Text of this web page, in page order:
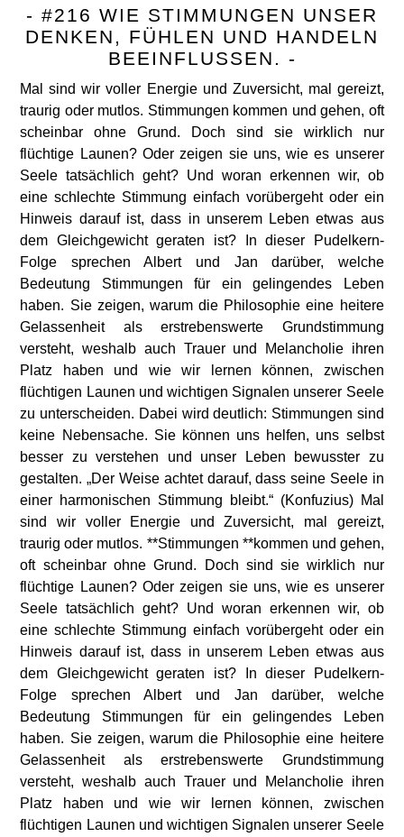
- #216 WIE STIMMUNGEN UNSER
DENKEN, FÜHLEN UND HANDELN
BEEINFLUSSEN. -
Mal sind wir voller Energie und Zuversicht, mal gereizt,
traurig oder mutlos. Stimmungen kommen und gehen, oft
scheinbar ohne Grund. Doch sind sie wirklich nur
flüchtige Launen? Oder zeigen sie uns, wie es unserer
Seele tatsächlich geht? Und woran erkennen wir, ob
eine schlechte Stimmung einfach vorübergeht oder ein
Hinweis darauf ist, dass in unserem Leben etwas aus
dem Gleichgewicht geraten ist? In dieser Pudelkern-
Folge sprechen Albert und Jan darüber, welche
Bedeutung Stimmungen für ein gelingendes Leben
haben. Sie zeigen, warum die Philosophie eine heitere
Gelassenheit als erstrebenswerte Grundstimmung
versteht, weshalb auch Trauer und Melancholie ihren
Platz haben und wie wir lernen können, zwischen
flüchtigen Launen und wichtigen Signalen unserer Seele
zu unterscheiden. Dabei wird deutlich: Stimmungen sind
keine Nebensache. Sie können uns helfen, uns selbst
besser zu verstehen und unser Leben bewusster zu
gestalten. „Der Weise achtet darauf, dass seine Seele in
einer harmonischen Stimmung bleibt.“ (Konfuzius) Mal
sind wir voller Energie und Zuversicht, mal gereizt,
traurig oder mutlos. **Stimmungen **kommen und gehen,
oft scheinbar ohne Grund. Doch sind sie wirklich nur
flüchtige Launen? Oder zeigen sie uns, wie es unserer
Seele tatsächlich geht? Und woran erkennen wir, ob
eine schlechte Stimmung einfach vorübergeht oder ein
Hinweis darauf ist, dass in unserem Leben etwas aus
dem Gleichgewicht geraten ist? In dieser Pudelkern-
Folge sprechen Albert und Jan darüber, welche
Bedeutung Stimmungen für ein gelingendes Leben
haben. Sie zeigen, warum die Philosophie eine heitere
Gelassenheit als erstrebenswerte Grundstimmung
versteht, weshalb auch Trauer und Melancholie ihren
Platz haben und wie wir lernen können, zwischen
flüchtigen Launen und wichtigen Signalen unserer Seele